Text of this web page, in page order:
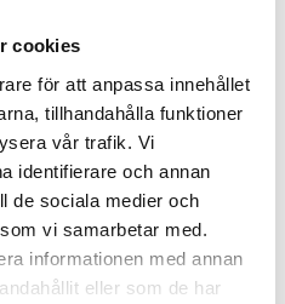
cookies
för att anpassa innehållet
tillhandahålla funktioner
vår trafik. Vi
identifierare och annan
de sociala medier och
vi samarbetar med.
informationen med annan
eller som de har
och ska lämnas
Förnamn
Efternamn